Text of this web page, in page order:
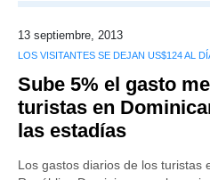
13 septiembre, 2013
LOS VISITANTES SE DEJAN US$124 AL
Sube 5% el gasto
turistas en
las estadías
Los gastos diarios de los turistas